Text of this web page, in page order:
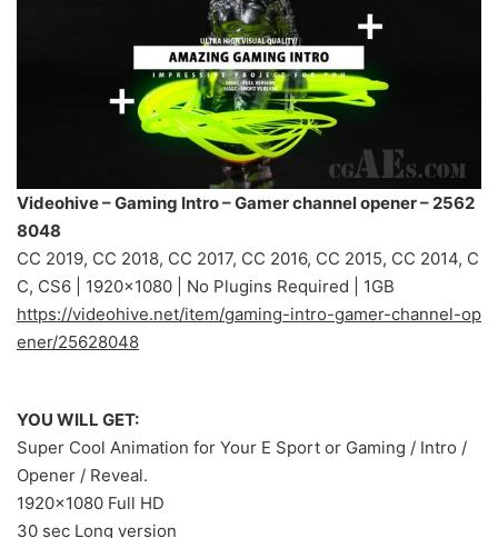
Videohive – Gaming Intro – Gamer channel opener – 2562
8048
CC 2019, CC 2018, CC 2017, CC 2016, CC 2015, CC 2014, C
C, CS6 | 1920×1080 | No Plugins Required | 1GB
https://videohive.net/item/gaming-intro-gamer-channel-op
ener/25628048
YOU WILL GET:
Super Cool Animation for Your E Sport or Gaming / Intro /
Opener / Reveal.
1920×1080 Full HD
30 sec Long version